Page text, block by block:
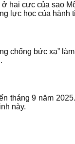
hai cực của sao
lực học của hành
chống bức xạ”
tháng 9 năm
này.